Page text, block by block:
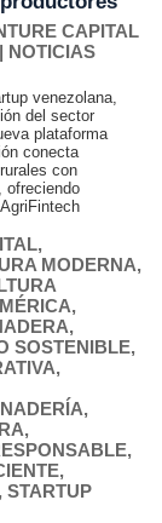
CAPITAL
NOTICIAS
venezolana,
del sector
plataforma
conecta
con
ofreciendo
,
MODERNA,
,
,
SOSTENIBLE,
,
,
,
,
,
, STARTUP